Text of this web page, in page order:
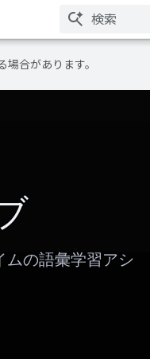
合があります。
ムの語彙学習アシ